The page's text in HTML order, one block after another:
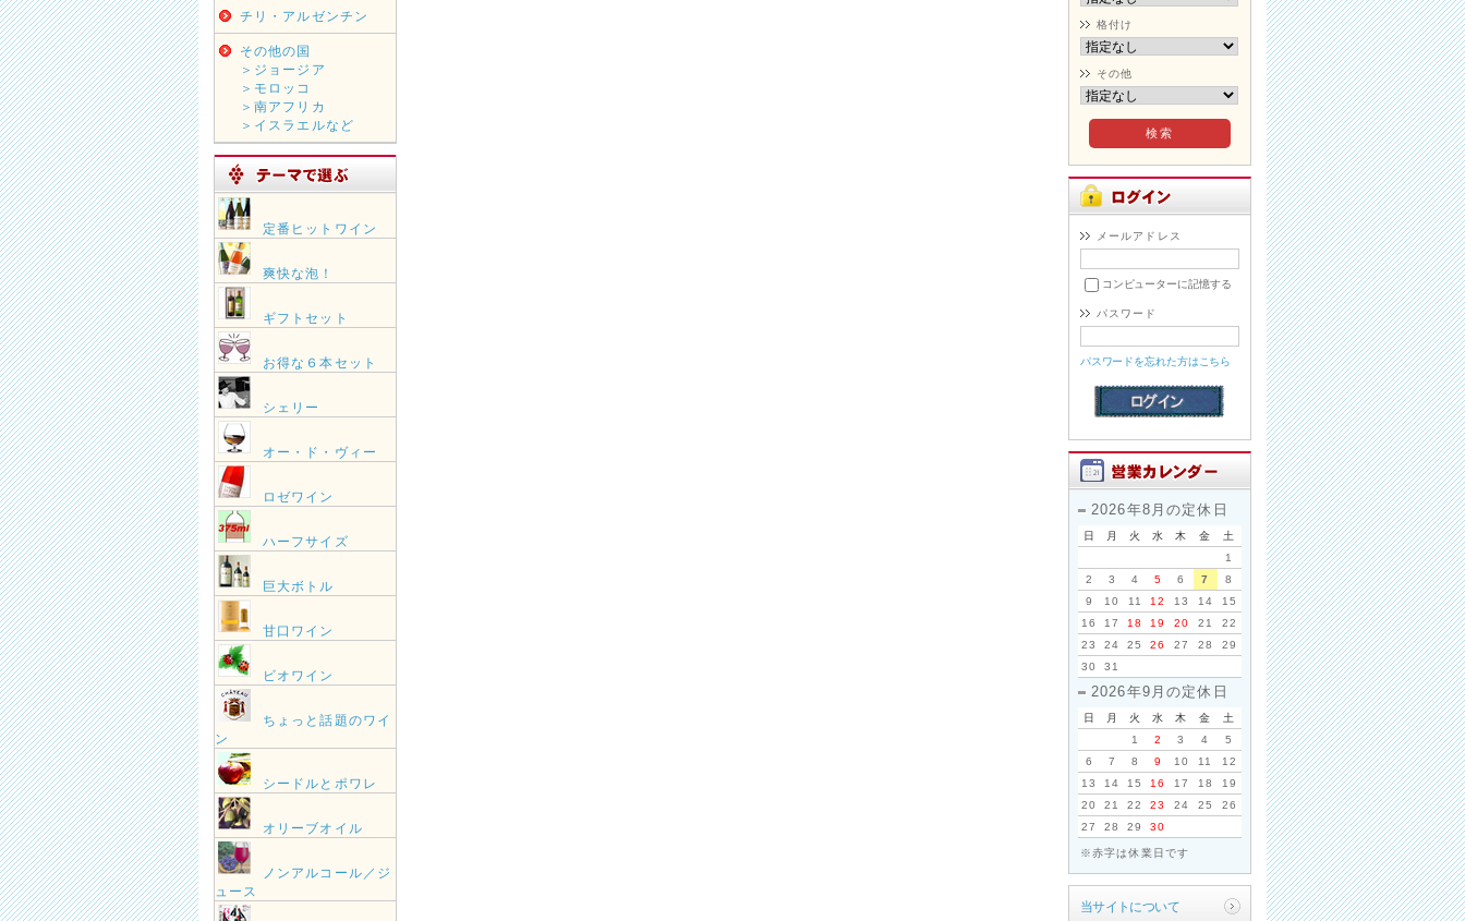
チリ・アルゼンチン
その他の国
＞ジョージア
＞モロッコ
＞南アフリカ
＞イスラエルなど
定番ヒットワイン
爽快な泡！
ギフトセット
お得な６本セット
シェリー
オー・ド・ヴィー
ロゼワイン
ハーフサイズ
巨大ボトル
甘口ワイン
ビオワイン
ちょっと話題のワイ
ン
シードルとポワレ
オリーブオイル
ノンアルコール／ジ
ュース
格付け
その他
メールアドレス
コンピューターに記憶する
パスワード
パスワードを忘れた方はこちら
2026年8月の定休日
日 月 火 水 木 金
土
1
2
3 4 5 6 7
8
9
10 11 12 13 14
15
16
17 18 19 20 21
22
23
24 25 26 27 28
29
30
31
2026年9月の定休日
日 月 火 水 木 金
土
1
2 3 4
5
6
7 8 9 10 11
12
13
14 15 16 17 18
19
20
21 22 23 24 25
26
27
28 29 30
※赤字は休業日です
当サイトについて